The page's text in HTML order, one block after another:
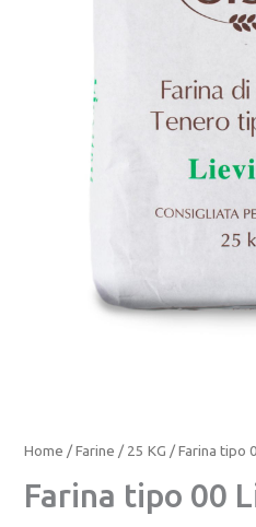
Home /Farine /25 KG / Farina tipo
Farina tipo 00